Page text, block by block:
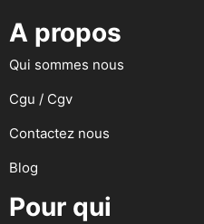
A propos
Qui sommes nous
Cgu / Cgv
Contactez nous
Blog
Pour qui